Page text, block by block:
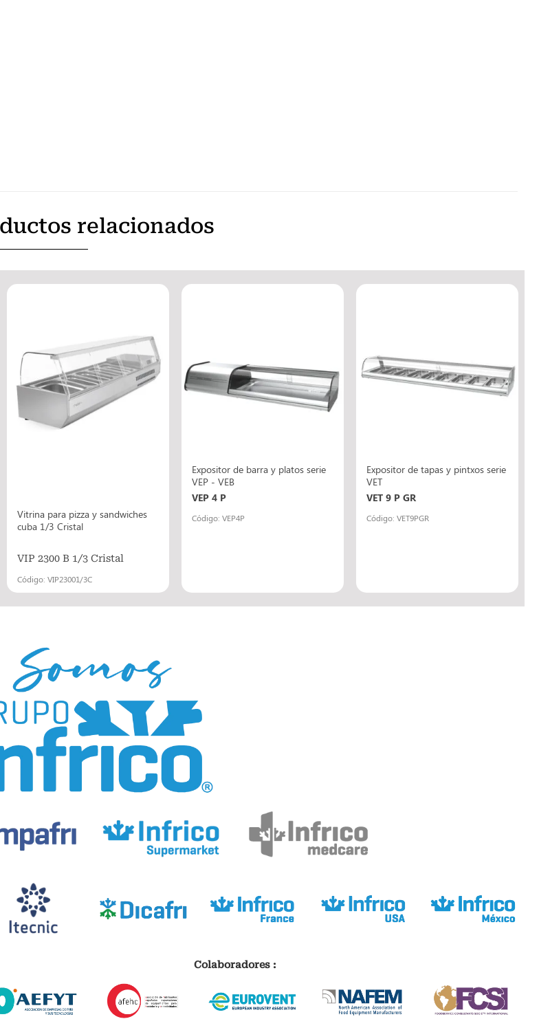
relacionados
Vitrina para pizza y sandwiches
cuba 1/3 Cristal
VIP 2300 B 1/3 Cristal
Código: VIP23001/3C
Expositor de barra y platos serie
VEP - VEB
VEP 4 P
Código: VEP4P
Expositor de tapas y pintxos serie
VET
VET 9 P GR
Código: VET9PGR
Colaboradores :